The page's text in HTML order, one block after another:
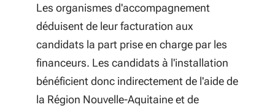
Les organismes d'accompagnement
déduisent de leur facturation aux
candidats la part prise en charge par les
financeurs. Les candidats à l'installation
bénéficient donc indirectement de l'aide de
la Région Nouvelle-Aquitaine et de